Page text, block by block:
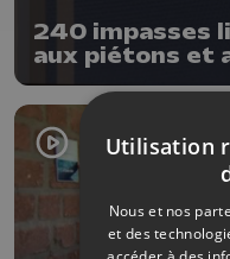
240 impasses
aux piétons et
Utilisation
Nous et nos
et des